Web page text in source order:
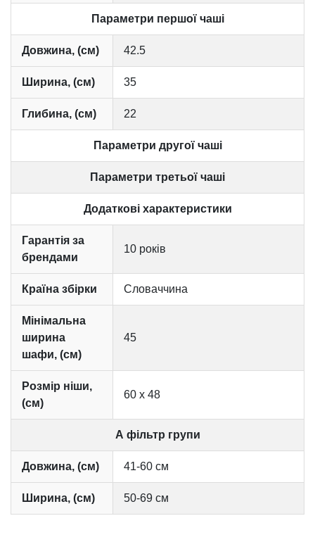
Параметри першої чаші
Довжина, (см) 42.5
Ширина, (см) 35
Глибина, (см) 22
Параметри другої чаші
Параметри третьої чаші
Додаткові характеристики
Гарантія за
брендами
10 років
Країна збірки Словаччина
Мінімальна
ширина
шафи, (см)
45
Розмір ніши,
(см)
60 х 48
А фільтр групи
Довжина, (см) 41-60 см
Ширина, (см) 50-69 см